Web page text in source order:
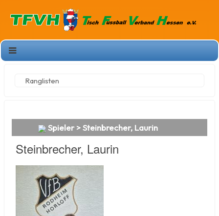
Ranglisten
Spieler > Steinbrecher, Laurin
Steinbrecher, Laurin